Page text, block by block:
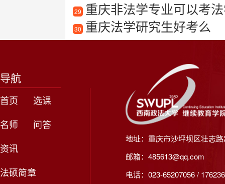
29 重庆非法学专业可以考
30 重庆法学研究生好考么
导航
首页
选课
名师
问答
资讯
法硕简章
地址：重庆市沙坪坝区壮志
邮箱：485613@qq.com
电话：023-65207056 /